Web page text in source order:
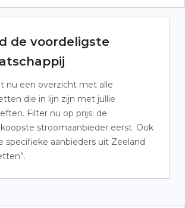
de voordeligste
nu een overzicht met alle
die in lijn zijn met jullie
Filter nu op prijs: de
stroomaanbieder eerst. Ook
specifieke aanbieders uit Zeeland